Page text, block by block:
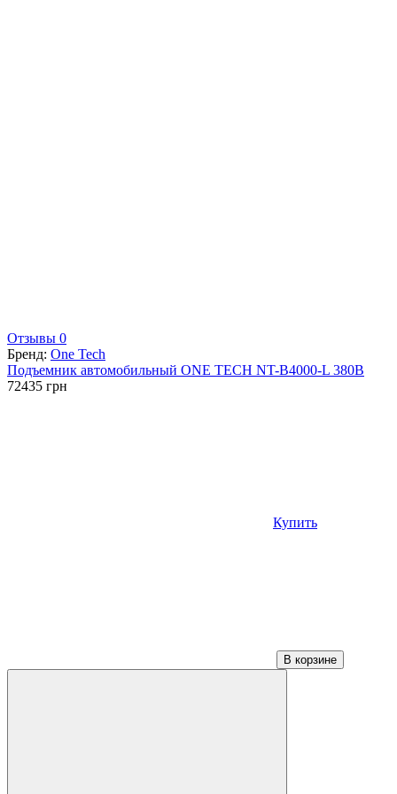
Отзывы 0
Бренд: One Tech
Подъемник автомобильный ONE TECH NT-B4000-L 380В
72435 грн
Купить
В корзине